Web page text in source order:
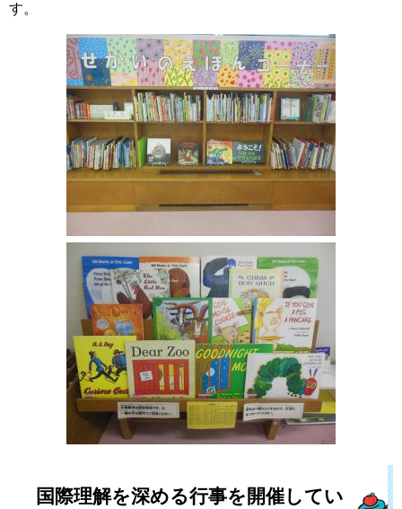
す。
国際理解を深める行事を開催してい